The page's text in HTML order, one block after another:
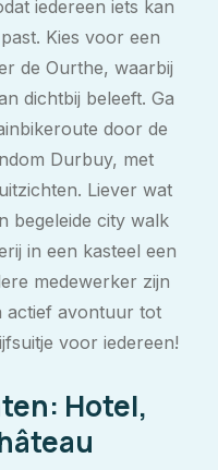
iedereen iets kan
Kies voor een
de Ourthe, waarbij
dichtbij beleeft. Ga
door de
Durbuy, met
Liever wat
begeleide city walk
in een kasteel een
medewerker zijn
actief avontuur tot
voor iedereen!
Hotel,